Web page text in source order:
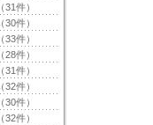
（31件）
（30件）
（33件）
（28件）
（31件）
（32件）
（30件）
（32件）